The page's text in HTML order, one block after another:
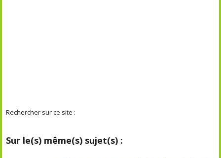
Rechercher sur ce site :
Sur le(s) même(s) sujet(s) :